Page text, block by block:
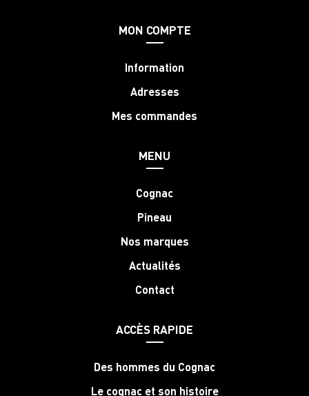
MON COMPTE
Information
Adresses
Mes commandes
MENU
Cognac
Pineau
Nos marques
Actualités
Contact
ACCÈS RAPIDE
Des hommes du Cognac
Le cognac et son histoire